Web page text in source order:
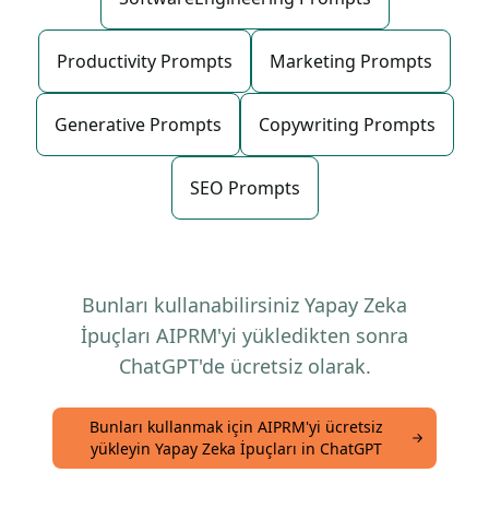
Productivity Prompts Marketing Prompts
Generative Prompts Copywriting Prompts
SEO Prompts
Bunları kullanabilirsiniz Yapay Zeka
İpuçları AIPRM'yi yükledikten sonra
ChatGPT'de ücretsiz olarak.
Bunları kullanmak için AIPRM'yi ücretsiz
yükleyin Yapay Zeka İpuçları in ChatGPT